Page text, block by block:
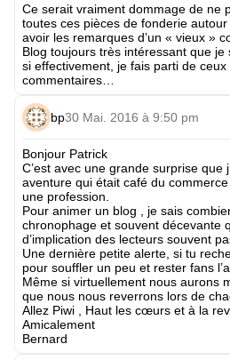
Ce serait vraiment dommage de ne
toutes ces pièces de fonderie
avoir les remarques d’un « vieux »
Blog toujours très intéressant que
si effectivement, je fais parti de
commentaires…
bp30 Mai. 2016 à 9:50 pm
Bonjour Patrick
C’est avec une grande surprise que
aventure qui était café du
une profession.
Pour animer un blog , je sais
chronophage et souvent décevante
d’implication des lecteurs souvent
Une dernière petite alerte, si tu
pour souffler un peu et rester fans
Même si virtuellement nous aurons
que nous nous reverrons lors de
Allez Piwi , Haut les cœurs et à la
Amicalement
Bernard